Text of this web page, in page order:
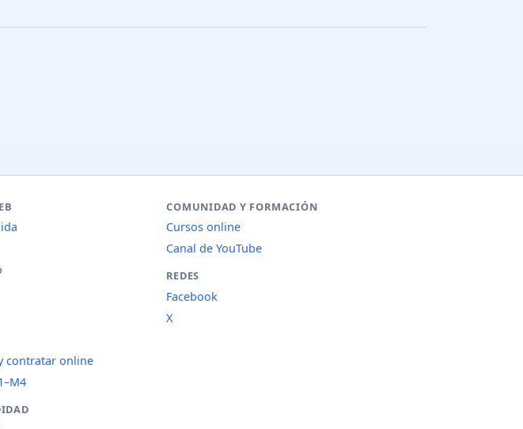
contratar online
COMUNIDAD Y FORMACIÓN
Cursos online
Canal de YouTube
REDES
Facebook
X